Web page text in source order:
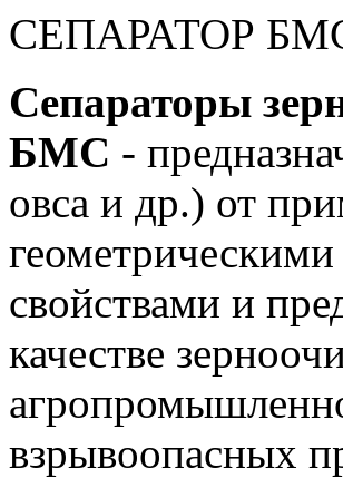
СЕПАРАТОР
Сепараторы
БМС -
овса и др.) от
свойствами и
качестве
взрывоопасных